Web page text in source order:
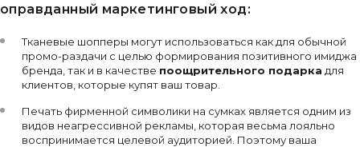
оправданный маркетинговый ход:
Тканевые шопперы могут использоваться как для обычной
промо-раздачи с целью формирования позитивного имиджа
бренда, так и в качестве поощрительного подарка для
клиентов, которые купят ваш товар.
Печать фирменной символики на сумках является одним из
видов неагрессивной рекламы, которая весьма лояльно
воспринимается целевой аудиторией. Поэтому ваша